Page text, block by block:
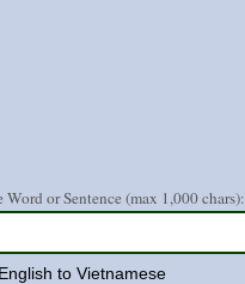
Word or Sentence (max 1,000 chars):
English to Vietnamese